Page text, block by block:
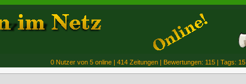
0 Nutzer von 5 online | 414 Zeitungen | Bewertungen: 115 | Tags: 15